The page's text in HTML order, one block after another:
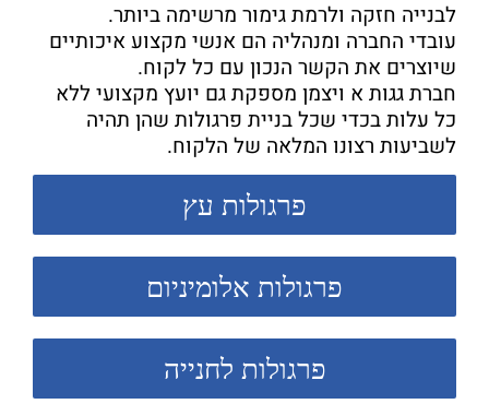
לבנייה חזקה ולרמת גימור מרשימה ביותר.
עובדי החברה ומנהליה הם אנשי מקצוע איכותיים
שיוצרים את הקשר הנכון עם כל לקוח.
חברת גגות א ויצמן מספקת גם יועץ מקצועי ללא
כל עלות בכדי שכל בניית פרגולות שהן תהיה
לשביעות רצונו המלאה של הלקוח.
פרגולות עץ
פרגולות אלומיניום
פרגולות לחנייה